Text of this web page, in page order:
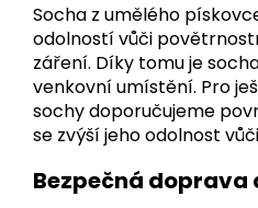
Socha z umělého
odolností vůči
záření. Díky tomu je
venkovní umístění. Pro
sochy doporučujeme
se zvýší jeho odolnost
Bezpečná